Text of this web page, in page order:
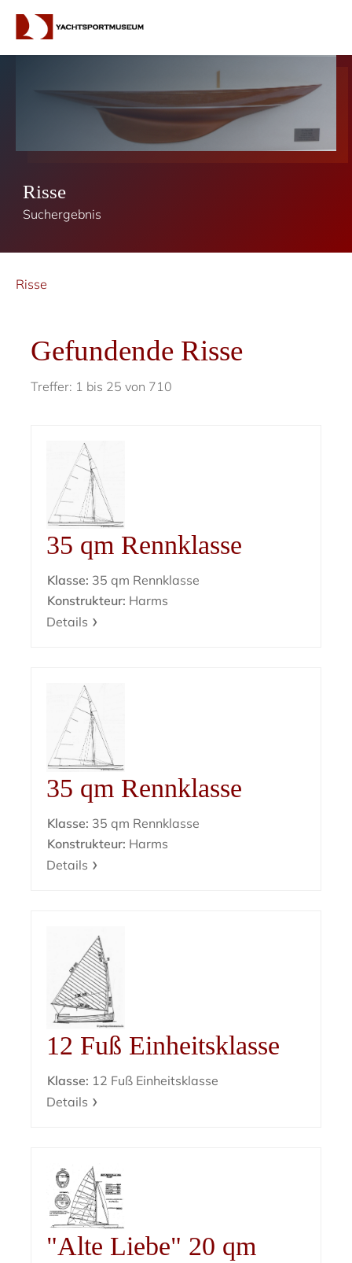
Risse
Suchergebnis
Risse
Gefundende Risse
Treffer: 1 bis 25 von 710
35 qm Rennklasse
Klasse: 35 qm Rennklasse
Konstrukteur: Harms
Details
35 qm Rennklasse
Klasse: 35 qm Rennklasse
Konstrukteur: Harms
Details
12 Fuß Einheitsklasse
Klasse: 12 Fuß Einheitsklasse
Details
"Alte Liebe" 20 qm